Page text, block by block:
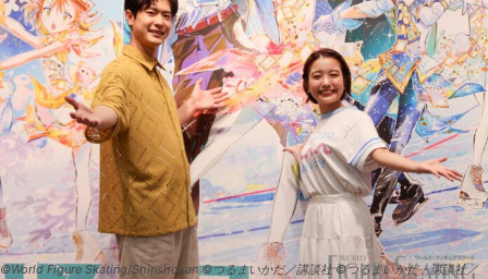
©World Figure Skating/Shinshokan ©つるまいかだ／講談社 ©つるまいかだ・講談社／